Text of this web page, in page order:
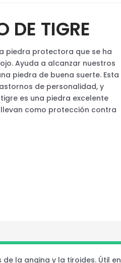
DE TIGRE
piedra protectora que se ha
Ayuda a alcanzar nuestros
piedra de buena suerte. Esta
de personalidad, y
es una piedra excelente
como protección contra
la angina y la tiroides. Útil en